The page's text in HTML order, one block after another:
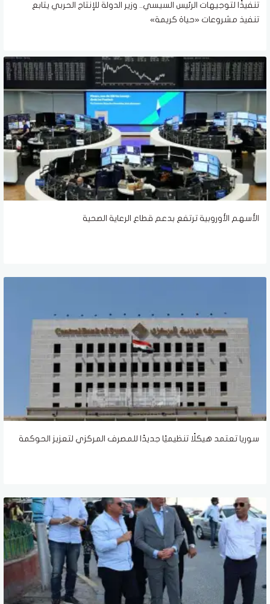
تنفيذًا لتوجيهات الرئيس السيسي.. وزير الدولة للإنتاج الحربي يتابع
تنفيذ مشروعات «حياة كريمة»
الأسهم الأوروبية ترتفع بدعم قطاع الرعاية الصحية
سوريا تعتمد هيكلًا تنظيميًا جديدًا للمصرف المركزي لتعزيز الحوكمة